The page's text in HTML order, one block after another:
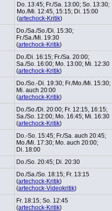
Do. 13:45; Fr./Sa. 13:00; So. 13:30;
Mo./Mi. 12:45, 15:15; Di. 15:00
(artechock-Kritik)
Do./Sa./So./Di. 15:30;
Fr./Sa./Mi. 19:30
(artechock-Kritik)
Do./Di. 16:15; Fr./Sa. 20:00;
Sa./So. 16:00; Mo. 13:00; Mi. 12:30
(artechock-Kritik)
Do./So.-Di. 19:30; Fr./Mo./Mi. 15:30;
Mi. auch 20:00
(artechock-Kritik)
Do./So./Di. 20:00; Fr. 12:15, 16:15;
Sa./So. 12:00; Mo. 16:45; Mi. 16:30
(artechock-Kritik)
Do.-So. 15:45; Fr./Sa. auch 20:45;
Mo./Mi. 17:30; Mo. auch 20:00;
Di. 18:00
Do./So. 20:45; Di. 20:30
Do./Sa./So. 18:15; Fr. 13:15
(artechock-Kritik)
(artechock-Videokritik)
Fr. 18:15; So. 12:45
(artechock-Kritik)